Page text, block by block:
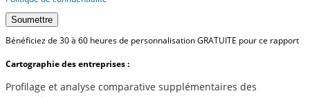
Soumettre
Bénéficiez de 30 à 60 heures de personnalisation GRATUITE pour ce rapport
Cartographie des entreprises :
Profilage et analyse comparative supplémentaires des